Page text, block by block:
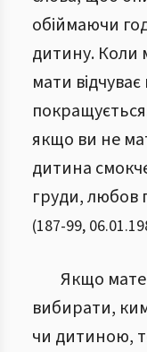
обіймаючи
дитину. Коли
мати
якщо ви не
дитина
груди, любов
(187-99,
Якщо
вибирати,
чи дитиною,